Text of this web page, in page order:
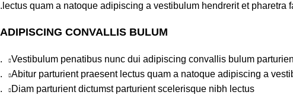
lectus quam a natoque adipiscing a vestibulum hendrerit et pharetra
ADIPISCING CONVALLIS BULUM
Vestibulum penatibus nunc dui adipiscing convallis bulum
Abitur parturient praesent lectus quam a natoque adipiscing a
Diam parturient dictumst parturient scelerisque nibh lectus.